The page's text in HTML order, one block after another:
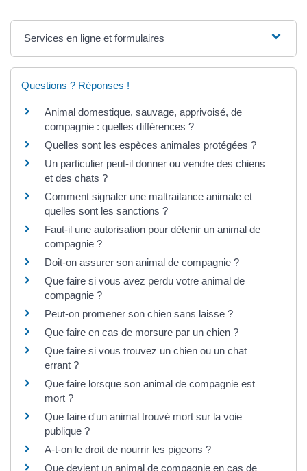
Services en ligne et formulaires
Questions ? Réponses !
Animal domestique, sauvage, apprivoisé, de
compagnie : quelles différences ?
Quelles sont les espèces animales protégées ?
Un particulier peut-il donner ou vendre des chiens
et des chats ?
Comment signaler une maltraitance animale et
quelles sont les sanctions ?
Faut-il une autorisation pour détenir un animal de
compagnie ?
Doit-on assurer son animal de compagnie ?
Que faire si vous avez perdu votre animal de
compagnie ?
Peut-on promener son chien sans laisse ?
Que faire en cas de morsure par un chien ?
Que faire si vous trouvez un chien ou un chat
errant ?
Que faire lorsque son animal de compagnie est
mort ?
Que faire d'un animal trouvé mort sur la voie
publique ?
A-t-on le droit de nourrir les pigeons ?
Que devient un animal de compagnie en cas de